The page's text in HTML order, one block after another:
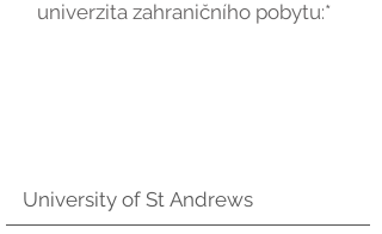
univerzita zahraničního pobytu:*